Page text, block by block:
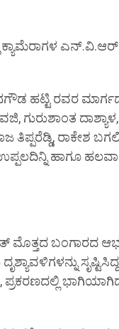
ಕ್ಯಾಮೆರಾಗಳ
ಹಟ್ಟಿ ರವರ
ಗುರುಶಾಂತ
ತಿಪ್ಪರೆಡ್ಡಿ, ರಾಕೇಶ
ಹಾಗೂ
ಮೊತ್ತದ ಬಂಗಾರದ
ಪ್ರಕರಣದಲ್ಲಿ